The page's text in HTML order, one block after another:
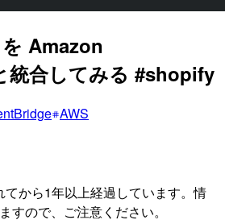
Amazon
統合してみる #shopify
AWS
てから1年以上経過しています。情
すので、ご注意ください。